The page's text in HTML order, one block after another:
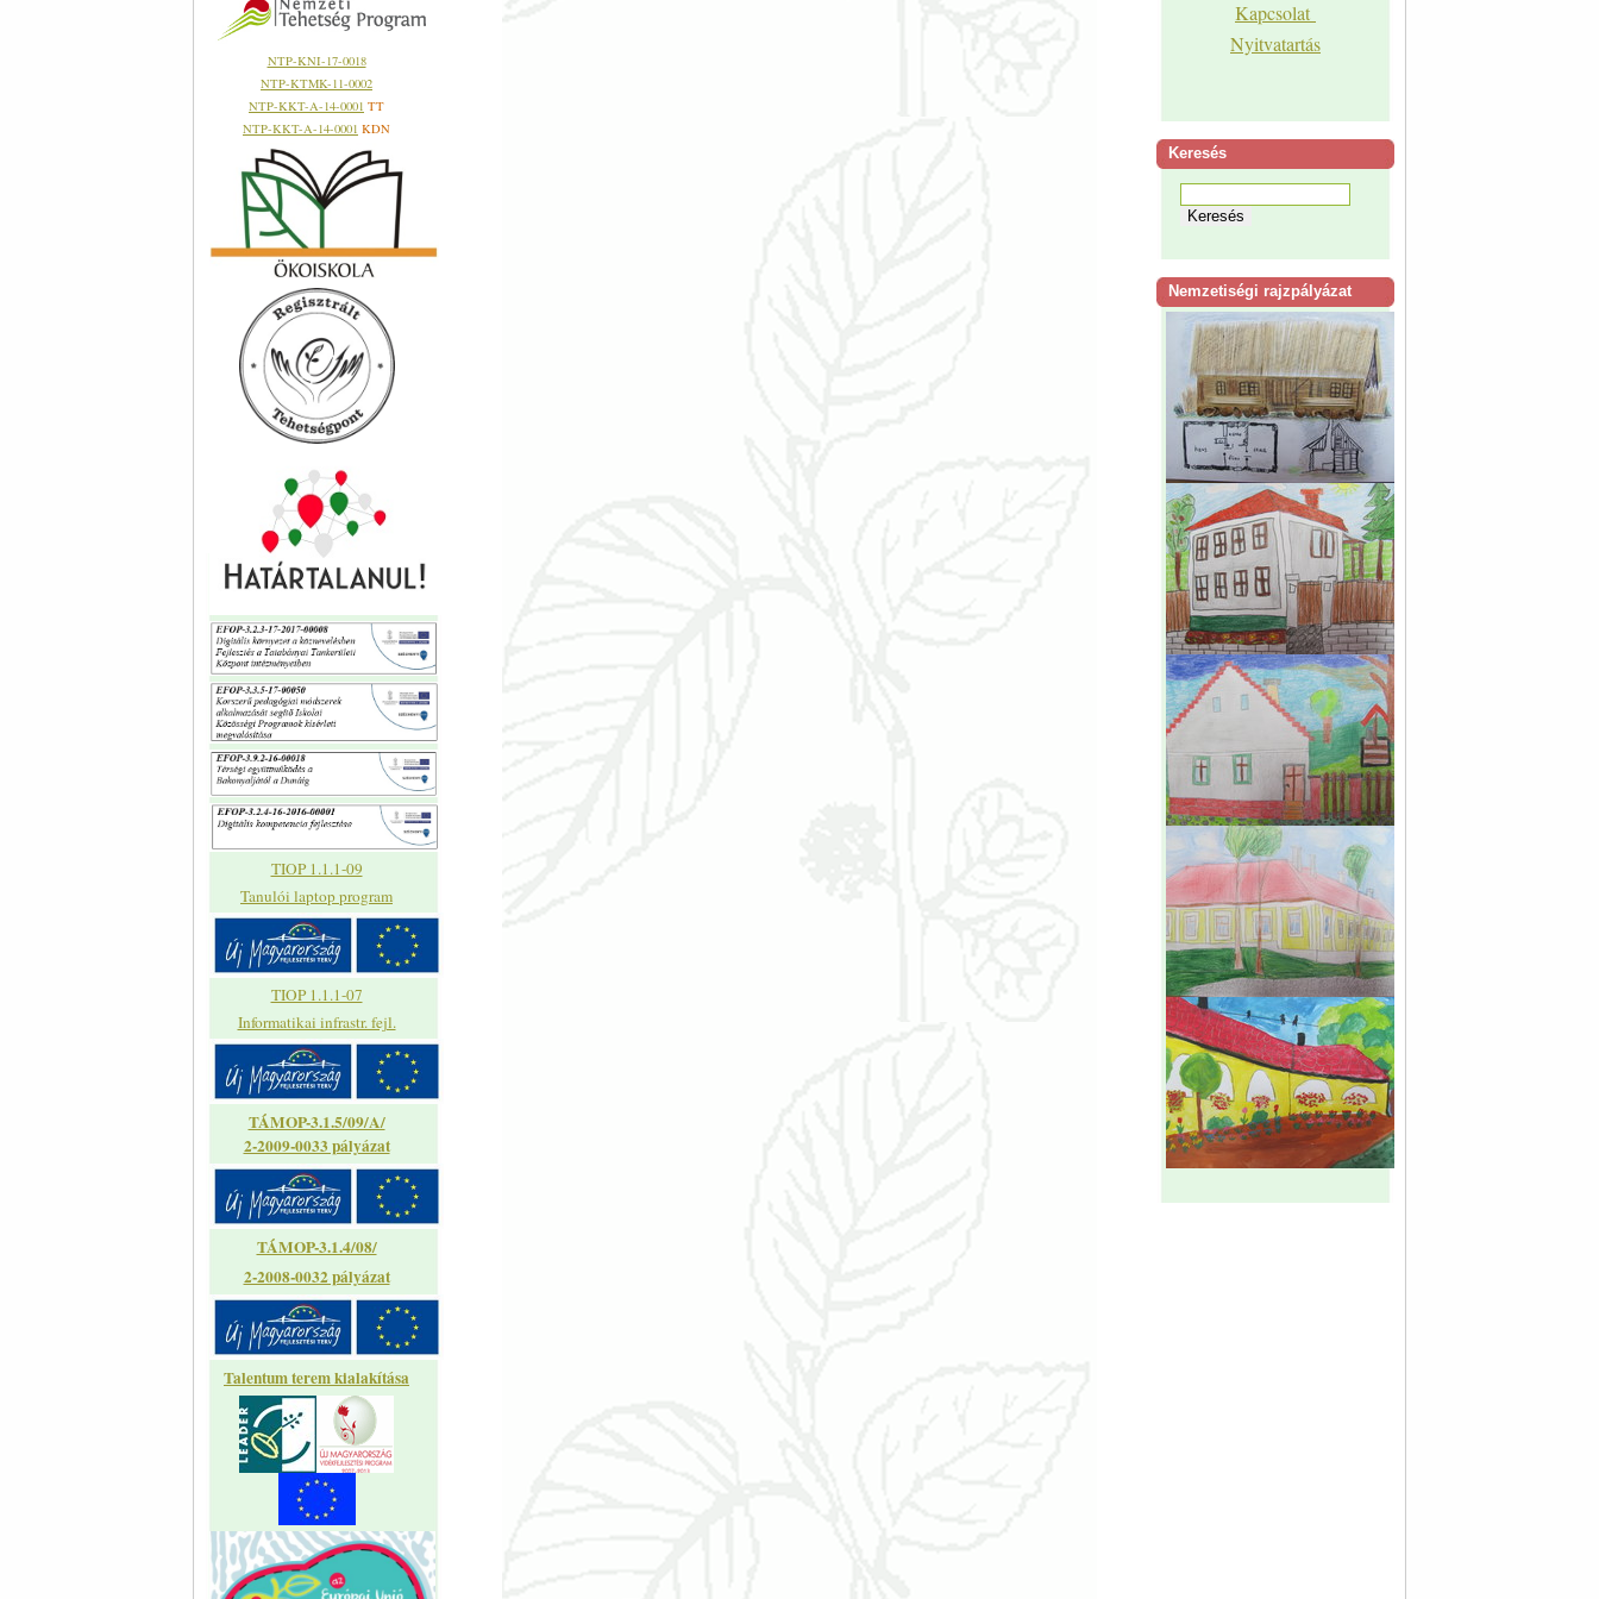
NTP-KNI-17-0018
NTP-KTMK-11-0002
NTP-KKT-A-14-0001 TT
NTP-KKT-A-14-0001 KDN
TIOP 1.1.1-09
Tanulói laptop program
TIOP 1.1.1-07
Informatikai infrastr. fejl.
TÁMOP-3.1.5/09/A/
2-2009-0033 pályázat
TÁMOP-3.1.4/08/
2-2008-0032 pályázat
Talentum terem kialakítása
Kapcsolat
Nyitvatartás
Keresés
Nemzetiségi rajzpályázat